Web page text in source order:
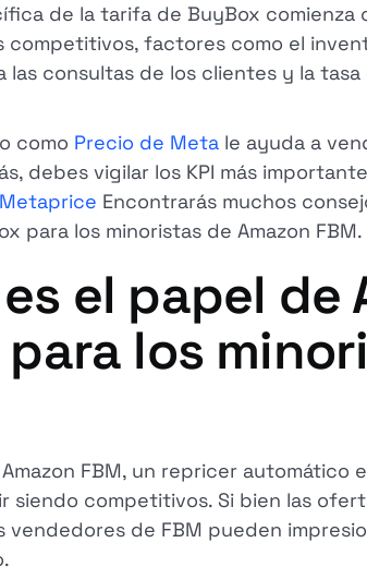
de la tarifa de BuyBox comienza
competitivos, factores como el
las consultas de los clientes y la
como Precio de Metale ayuda a
debes vigilar los KPI más
Encontrarás muchos
para los minoristas de Amazon FBM.
el papel de
los
FBM, un repricer automático
siendo competitivos. Si bien las
vendedores de FBM pueden